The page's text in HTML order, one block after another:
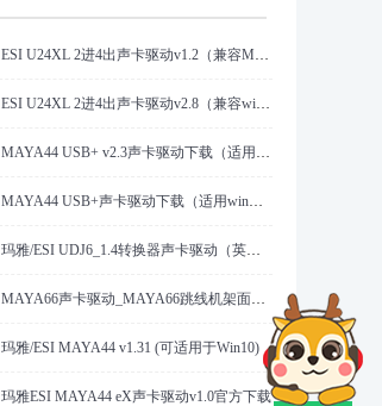
ESI U24XL 2进4出声卡驱动v1.2（兼容MAC全系统)
ESI U24XL 2进4出声卡驱动v2.8（兼容win全系统）
MAYA44 USB+ v2.3声卡驱动下载（适用Mac OS X）
MAYA44 USB+声卡驱动下载（适用win系统）
玛雅/ESI UDJ6_1.4转换器声卡驱动（英文版）
MAYA66声卡驱动_MAYA66跳线机架面板下载
玛雅/ESI MAYA44 v1.31 (可适用于Win10)
玛雅ESI MAYA44 eX声卡驱动v1.0官方下载